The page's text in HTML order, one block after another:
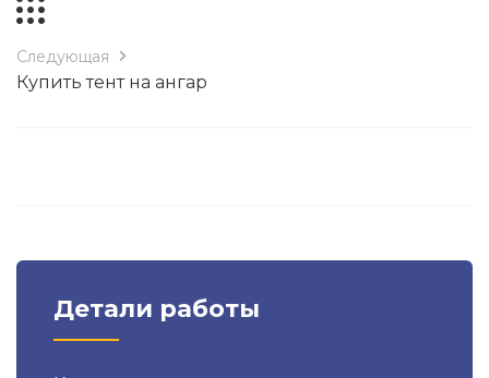
Следующая
Купить тент на ангар
Детали работы